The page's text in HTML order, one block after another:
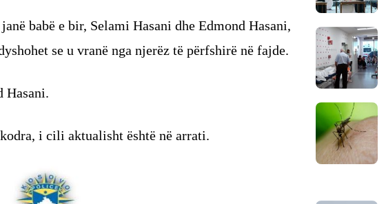
babë e bir, Selami Hasani dhe Edmond Hasani,
se u vranë nga njerëz të përfshirë në fajde.
Hasani.
i cili aktualisht është në arrati.